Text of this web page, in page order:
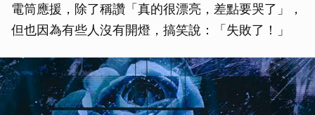
電筒應援，除了稱讚「真的很漂亮，差點要哭了」，
但也因為有些人沒有開燈，搞笑說：「失敗了！」